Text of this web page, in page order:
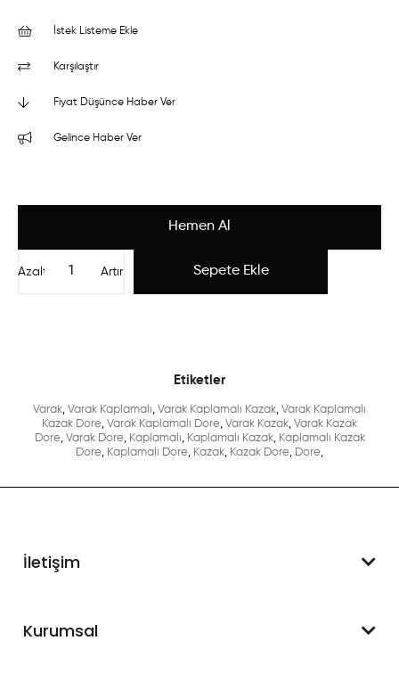
İstek Listeme Ekle
Karşılaştır
Fiyat Düşünce Haber Ver
Gelince Haber Ver
Artır
Azalt
Etiketler
Varak, Varak Kaplamalı, Varak Kaplamalı Kazak, Varak Kaplamalı
Kazak Dore, Varak Kaplamalı Dore, Varak Kazak, Varak Kazak
Dore, Varak Dore, Kaplamalı, Kaplamalı Kazak, Kaplamalı Kazak
Dore, Kaplamalı Dore, Kazak, Kazak Dore, Dore,
İletişim
WhatsApp Destek
Kurumsal